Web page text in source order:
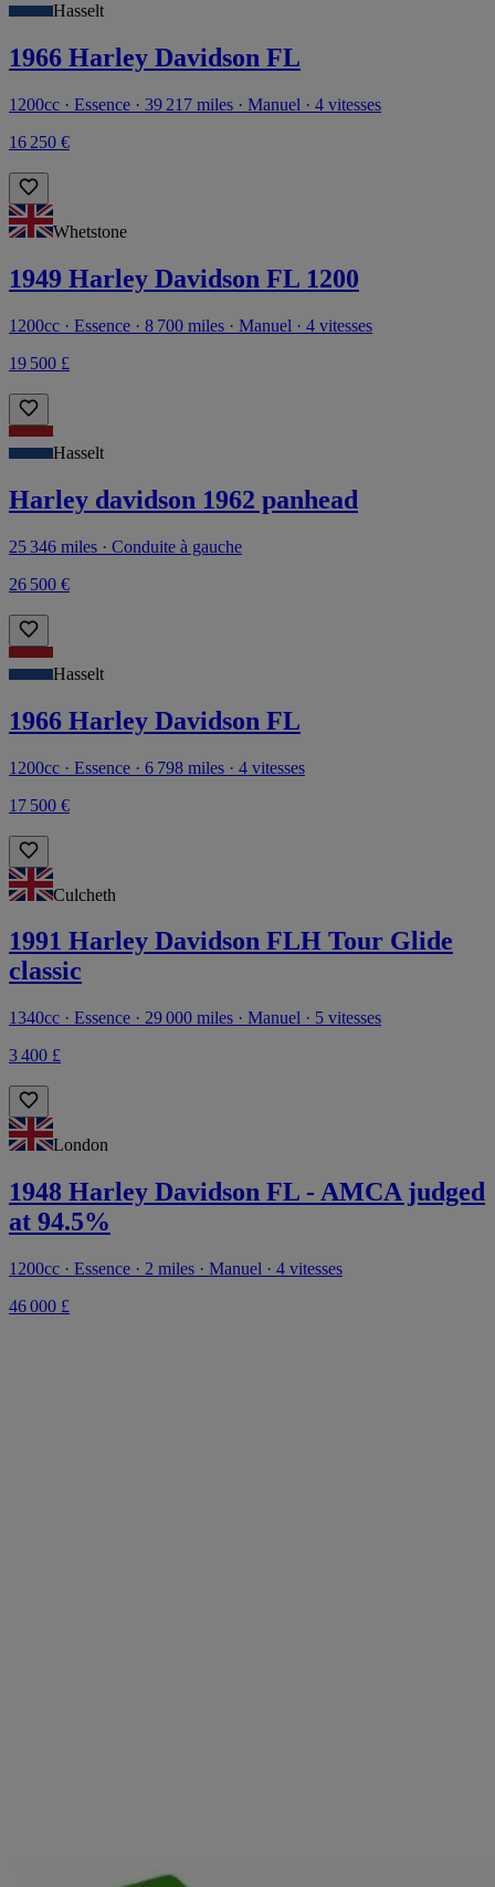
Hasselt
1966 Harley Davidson FL
1200cc · Essence · 39 217 miles · Manuel · 4 vitesses
16 250 €
Whetstone
1949 Harley Davidson FL 1200
1200cc · Essence · 8 700 miles · Manuel · 4 vitesses
19 500 £
Hasselt
Harley davidson 1962 panhead
25 346 miles · Conduite à gauche
26 500 €
Hasselt
1966 Harley Davidson FL
1200cc · Essence · 6 798 miles · 4 vitesses
17 500 €
Culcheth
1991 Harley Davidson FLH Tour Glide
classic
1340cc · Essence · 29 000 miles · Manuel · 5 vitesses
3 400 £
London
1948 Harley Davidson FL - AMCA judged
at 94.5%
1200cc · Essence · 2 miles · Manuel · 4 vitesses
46 000 £